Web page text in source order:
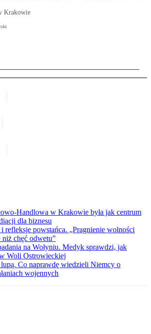
Krakowie
Handlowa w Krakowie była jak centrum
dla biznesu
refleksje powstańca. „Pragnienie wolności
niż chęć odwetu”
na Wołyniu. Medyk sprawdzi, jak
Woli Ostrowieckiej
Co naprawdę wiedzieli Niemcy o
wojennych